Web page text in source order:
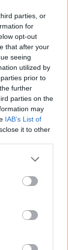
parties, or
for
opt-out
that after your
seeing
utilized by
prior to
further
parties on the
may
IAB’s List of
it to other
Rooij barst
Marokko
en